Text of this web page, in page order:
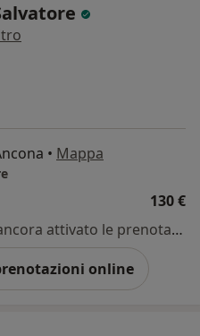
• Mappa
130 €
Questo dottore non ha ancora attivato le prenotazioni online presso questo indirizzo.
online